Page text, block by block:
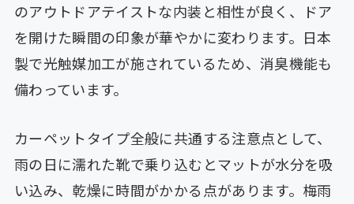
のアウトドアテイストな内装と相性が良く、ドア
を開けた瞬間の印象が華やかに変わります。日本
製で光触媒加工が施されているため、消臭機能も
備わっています。
カーペットタイプ全般に共通する注意点として、
雨の日に濡れた靴で乗り込むとマットが水分を吸
い込み、乾燥に時間がかかる点があります。梅雨